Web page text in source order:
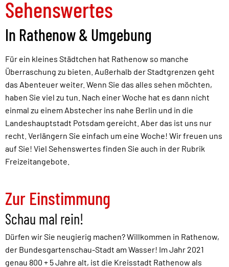
Sehenswertes
In Rathenow & Umgebung
Für ein kleines Städtchen hat Rathenow so manche
Überraschung zu bieten. Außerhalb der Stadtgrenzen geht
das Abenteuer weiter. Wenn Sie das alles sehen möchten,
haben Sie viel zu tun. Nach einer Woche hat es dann nicht
einmal zu einem Abstecher ins nahe Berlin und in die
Landeshauptstadt Potsdam gereicht. Aber das ist uns nur
recht. Verlängern Sie einfach um eine Woche! Wir freuen uns
auf Sie! Viel Sehenswertes finden Sie auch in der Rubrik
Freizeitangebote.
Zur Einstimmung
Schau mal rein!
Dürfen wir Sie neugierig machen? Willkommen in Rathenow,
der Bundesgartenschau-Stadt am Wasser! Im Jahr 2021
genau 800 + 5 Jahre alt, ist die Kreisstadt Rathenow als